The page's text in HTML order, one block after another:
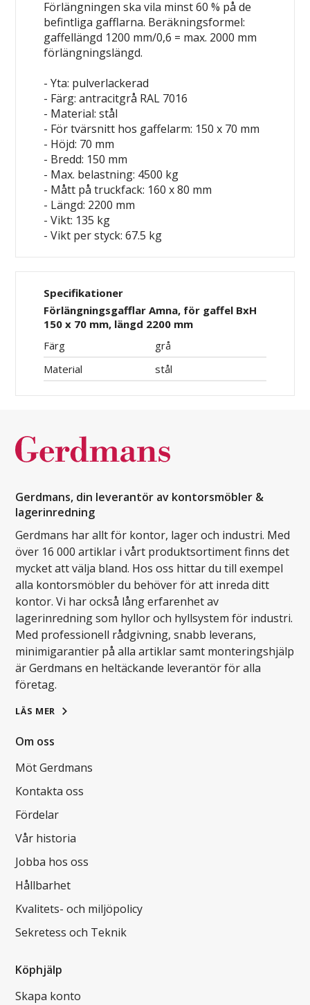
Förlängningen ska vila minst 60 % på de
befintliga gafflarna. Beräkningsformel:
gaffellängd 1200 mm/0,6 = max. 2000 mm
förlängningslängd.
- Yta: pulverlackerad
- Färg: antracitgrå RAL 7016
- Material: stål
- För tvärsnitt hos gaffelarm: 150 x 70 mm
- Höjd: 70 mm
- Bredd: 150 mm
- Max. belastning: 4500 kg
- Mått på truckfack: 160 x 80 mm
- Längd: 2200 mm
- Vikt: 135 kg
- Vikt per styck: 67.5 kg
Specifikationer
Förlängningsgafflar Amna, för gaffel BxH
150 x 70 mm, längd 2200 mm
Färg
grå
Material
stål
Gerdmans, din leverantör av kontorsmöbler &
lagerinredning
Gerdmans har allt för kontor, lager och industri. Med
över 16 000 artiklar i vårt produktsortiment finns det
mycket att välja bland. Hos oss hittar du till exempel
alla kontorsmöbler du behöver för att inreda ditt
kontor. Vi har också lång erfarenhet av
lagerinredning som hyllor och hyllsystem för industri.
Med professionell rådgivning, snabb leverans,
minimigarantier på alla artiklar samt monteringshjälp
är Gerdmans en heltäckande leverantör för alla
företag.
LÄS MER
Om oss
Möt Gerdmans
Kontakta oss
Fördelar
Vår historia
Jobba hos oss
Hållbarhet
Kvalitets- och miljöpolicy
Sekretess och Teknik
Köphjälp
Skapa konto